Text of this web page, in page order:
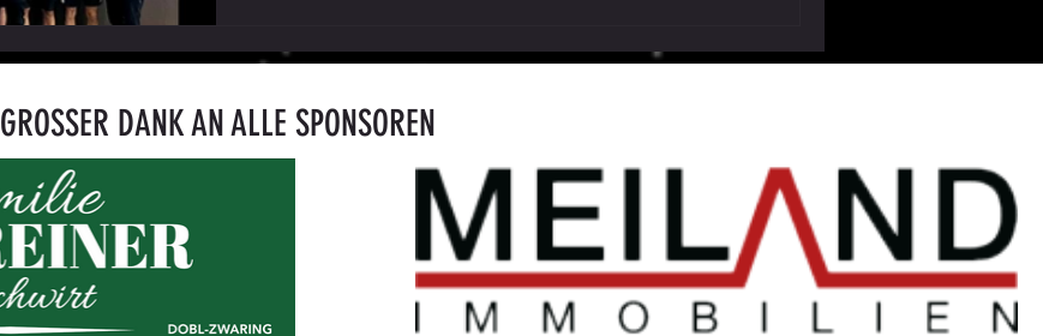
GROSSER DANK AN ALLE SPONSOREN